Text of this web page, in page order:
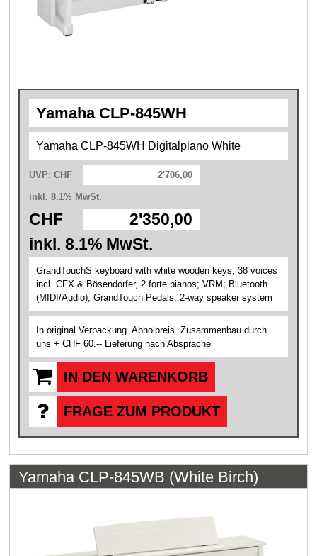
Yamaha CLP-845WH
Yamaha CLP-845WH Digitalpiano White
UVP: CHF 2'706,00
inkl. 8.1% MwSt.
CHF
2'350,00
inkl. 8.1% MwSt.
GrandTouchS keyboard with white wooden keys; 38 voices
incl. CFX & Bösendorfer, 2 forte pianos; VRM; Bluetooth
(MIDI/Audio); GrandTouch Pedals; 2-way speaker system
In original Verpackung. Abholpreis. Zusammenbau durch
uns + CHF 60.-- Lieferung nach Absprache
IN DEN WARENKORB
FRAGE ZUM PRODUKT
Yamaha CLP-845WB (White Birch)